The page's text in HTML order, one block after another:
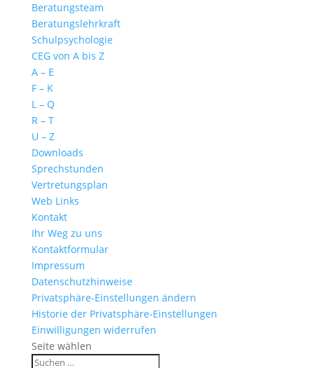
Beratungsteam
Beratungslehrkraft
Schulpsychologie
CEG von A bis Z
A – E
F – K
L – Q
R – T
U – Z
Downloads
Sprechstunden
Vertretungsplan
Web Links
Kontakt
Ihr Weg zu uns
Kontaktformular
Impressum
Datenschutzhinweise
Privatsphäre-Einstellungen ändern
Historie der Privatsphäre-Einstellungen
Einwilligungen widerrufen
Seite wählen